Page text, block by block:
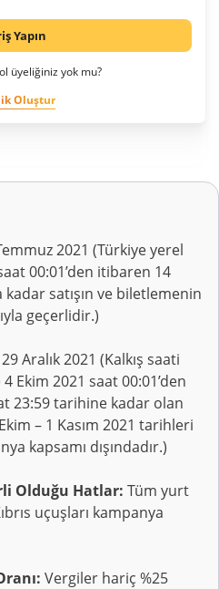
Yapın
üyeliğiniz yok mu?
Oluştur
2021 (Türkiye yerel
00:01’den itibaren 14
kadar satışın ve biletlemenin
geçerlidir.)
Aralık 2021 (Kalkış saati
Ekim 2021 saat 00:01’den
23:59 tarihine kadar olan
– 1 Kasım 2021 tarihleri
kapsamı dışındadır.)
Olduğu Hatlar: Tüm yurt
uçuşları kampanya
Vergiler hariç %25